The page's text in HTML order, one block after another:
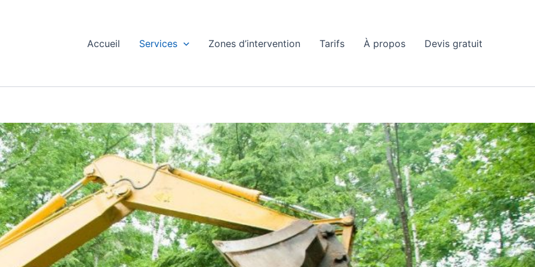
Accueil Services Zones d’intervention Tarifs À propos Devis gratuit